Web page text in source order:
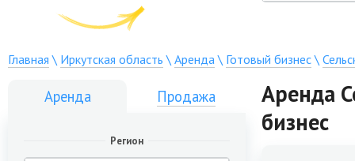
Главная \ Иркутская область \ Аренда\ Готовый бизнес\
Аренда Продажа
Регион
Аренда
бизнес